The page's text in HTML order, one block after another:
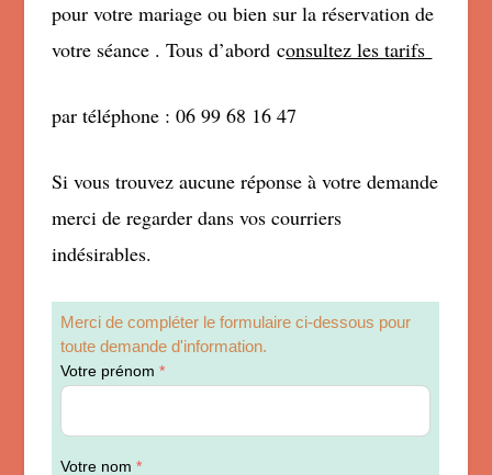
pour votre mariage ou bien sur la réservation de
votre séance . Tous d’abord consultez les tarifs
par téléphone : 06 99 68 16 47
Si vous trouvez aucune réponse à votre demande
merci de regarder dans vos courriers
indésirables.